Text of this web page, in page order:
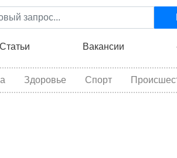
содержанию
Статьи Вакансии
Здоровье Спорт